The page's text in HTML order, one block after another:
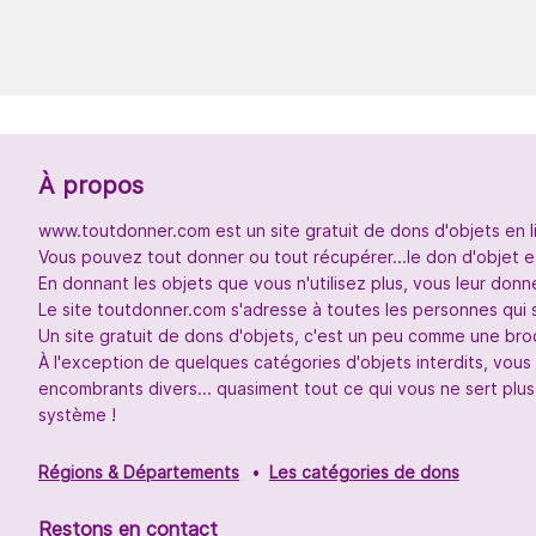
À propos
www.toutdonner.com est un site gratuit de dons d'objets en
Vous pouvez tout donner ou tout récupérer...le don d'objet
En donnant les objets que vous n'utilisez plus, vous leur
Le site toutdonner.com s'adresse à toutes les personnes
Un site gratuit de dons d'objets, c'est un peu comme une
À l'exception de quelques catégories d'objets interdits,
encombrants divers... quasiment tout ce qui vous ne sert
système !
Régions & Départements Les catégories de dons
Restons en contact